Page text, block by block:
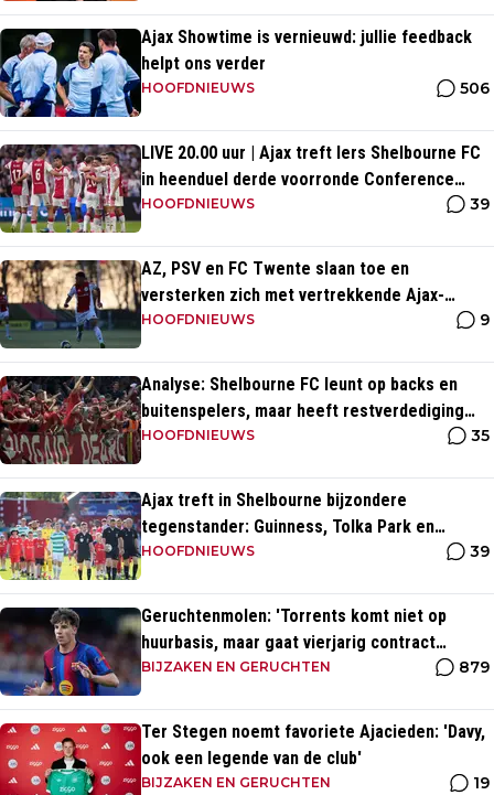
Ajax Showtime is vernieuwd: jullie feedback
helpt ons verder
HOOFDNIEUWS 506
LIVE 20.00 uur | Ajax treft Iers Shelbourne FC
in heenduel derde voorronde Conference
League
HOOFDNIEUWS 39
AZ, PSV en FC Twente slaan toe en
versterken zich met vertrekkende Ajax-
talenten
HOOFDNIEUWS 9
Analyse: Shelbourne FC leunt op backs en
buitenspelers, maar heeft restverdediging
totaal niet op orde
HOOFDNIEUWS 35
Ajax treft in Shelbourne bijzondere
tegenstander: Guinness, Tolka Park en
bijzonder lage marktwaarde
HOOFDNIEUWS 39
Geruchtenmolen: 'Torrents komt niet op
huurbasis, maar gaat vierjarig contract
tekenen bij Ajax'
BIJZAKEN EN GERUCHTEN 879
Ter Stegen noemt favoriete Ajacieden: 'Davy,
ook een legende van de club'
BIJZAKEN EN GERUCHTEN 19